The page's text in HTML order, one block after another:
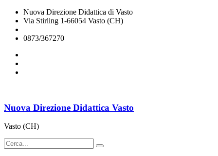
Nuova Direzione Didattica di Vasto
Via Stirling 1-66054 Vasto (CH)
0873/367270
Nuova Direzione Didattica Vasto
Vasto (CH)